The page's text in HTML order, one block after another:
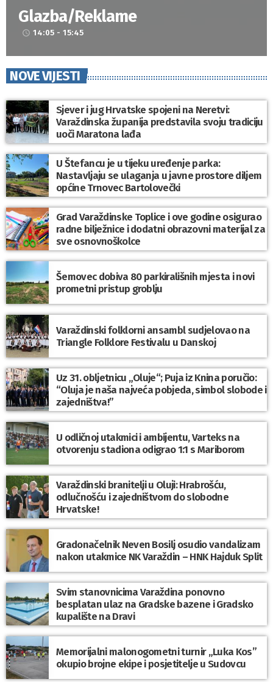
Glazba/Reklame
access_time 14:05 - 15:45
NOVE VIJESTI
Sjever i jug Hrvatske spojeni na Neretvi:
Varaždinska županija predstavila svoju tradiciju
uoči Maratona lađa
U Štefancu je u tijeku uređenje parka:
Nastavljaju se ulaganja u javne prostore diljem
općine Trnovec Bartolovečki
Grad Varaždinske Toplice i ove godine osigurao
radne bilježnice i dodatni obrazovni materijal za
sve osnovnoškolce
Šemovec dobiva 80 parkirališnih mjesta i novi
prometni pristup groblju
Varaždinski folklorni ansambl sudjelovao na
Triangle Folklore Festivalu u Danskoj
Uz 31. obljetnicu „Oluje“; Puja iz Knina poručio:
“Oluja je naša najveća pobjeda, simbol slobode i
zajedništva!”
U odličnoj utakmici i ambijentu, Varteks na
otvorenju stadiona odigrao 1:1 s Mariborom
Varaždinski branitelji u Oluji: Hrabrošću,
odlučnošću i zajedništvom do slobodne
Hrvatske!
Gradonačelnik Neven Bosilj osudio vandalizam
nakon utakmice NK Varaždin – HNK Hajduk Split
Svim stanovnicima Varaždina ponovno
besplatan ulaz na Gradske bazene i Gradsko
kupalište na Dravi
Memorijalni malonogometni turnir „Luka Kos”
okupio brojne ekipe i posjetitelje u Sudovcu